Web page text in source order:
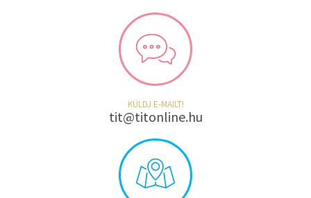
KÜLDJ E-MAILT!
tit@titonline.hu